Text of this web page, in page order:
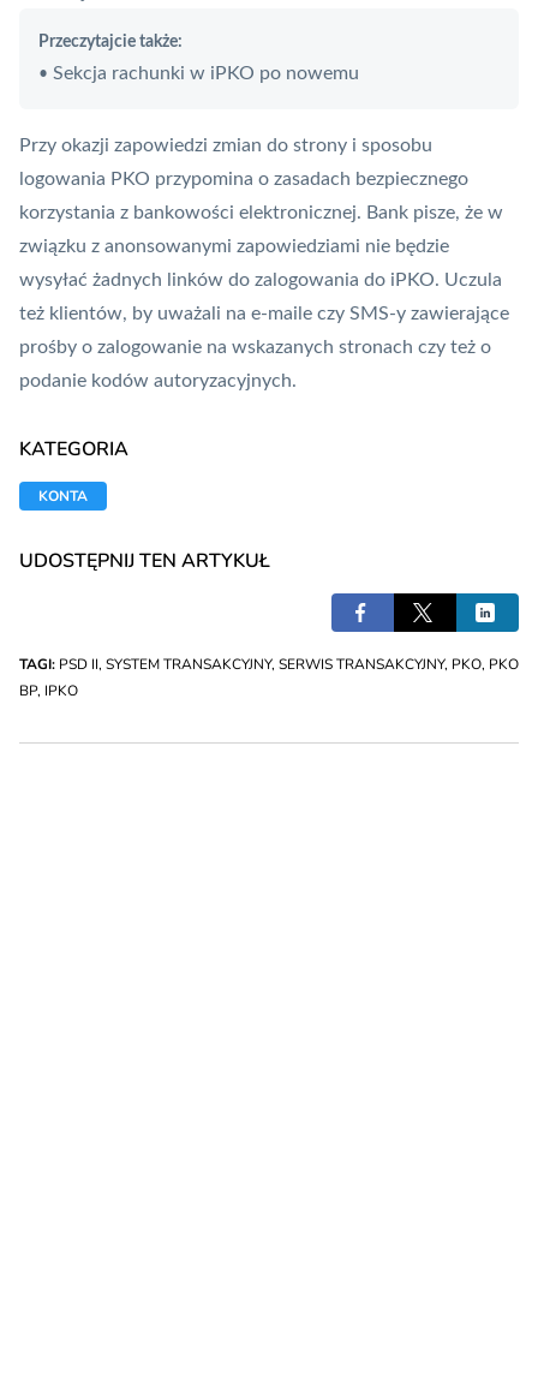
Przeczytajcie także:
• Sekcja rachunki w iPKO po nowemu
Przy okazji zapowiedzi zmian do strony i sposobu
logowania PKO przypomina o zasadach bezpiecznego
korzystania z bankowości elektronicznej. Bank pisze, że w
związku z anonsowanymi zapowiedziami nie będzie
wysyłać żadnych linków do zalogowania do iPKO. Uczula
też klientów, by uważali na e-maile czy SMS-y zawierające
prośby o zalogowanie na wskazanych stronach czy też o
podanie kodów autoryzacyjnych.
KATEGORIA
KONTA
UDOSTĘPNIJ TEN ARTYKUŁ
TAGI: PSD II, SYSTEM TRANSAKCYJNY, SERWIS TRANSAKCYJNY, PKO, PKO
BP, IPKO